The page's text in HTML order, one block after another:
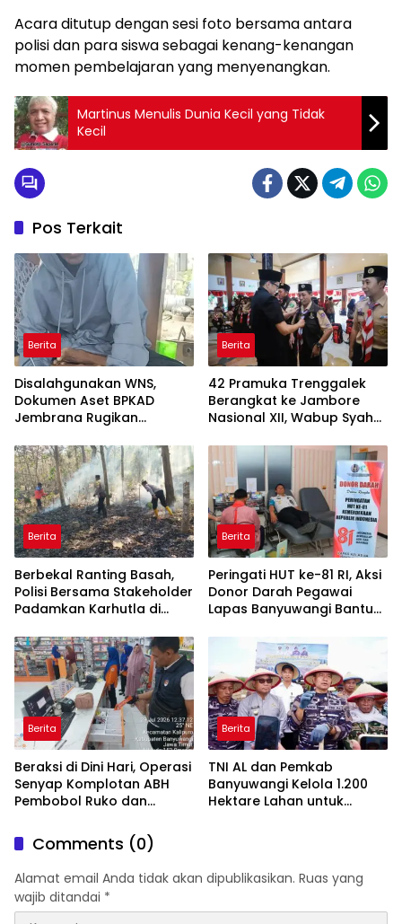
Acara ditutup dengan sesi foto bersama antara
polisi dan para siswa sebagai kenang-kenangan
momen pembelajaran yang menyenangkan.
Martinus Menulis Dunia Kecil yang Tidak
Kecil
Pos Terkait
Berita
Disalahgunakan WNS,
Dokumen Aset BPKAD
Jembrana Rugikan
Berita
42 Pramuka Trenggalek
Berangkat ke Jambore
Nasional XII, Wabup Syah
Daerah
Berita
Berbekal Ranting Basah,
Polisi Bersama Stakeholder
Padamkan Karhutla di
Trenggalek
Berita
Peringati HUT ke-81 RI, Aksi
Donor Darah Pegawai
Lapas Banyuwangi Bantu
Berita
Beraksi di Dini Hari, Operasi
Senyap Komplotan ABH
Pembobol Ruko dan
Macan Blambangan
Berita
TNI AL dan Pemkab
Banyuwangi Kelola 1.200
Hektare Lahan untuk
Comments (0)
Alamat email Anda tidak akan dipublikasikan. Ruas yang
wajib ditandai *